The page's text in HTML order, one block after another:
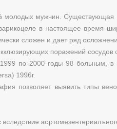
молодых мужчин.
в настоящее время
сложен и дает ряд
поражений сосудов
по 2000 годы 98 больным, в
1996г.
позволяет выявить типы